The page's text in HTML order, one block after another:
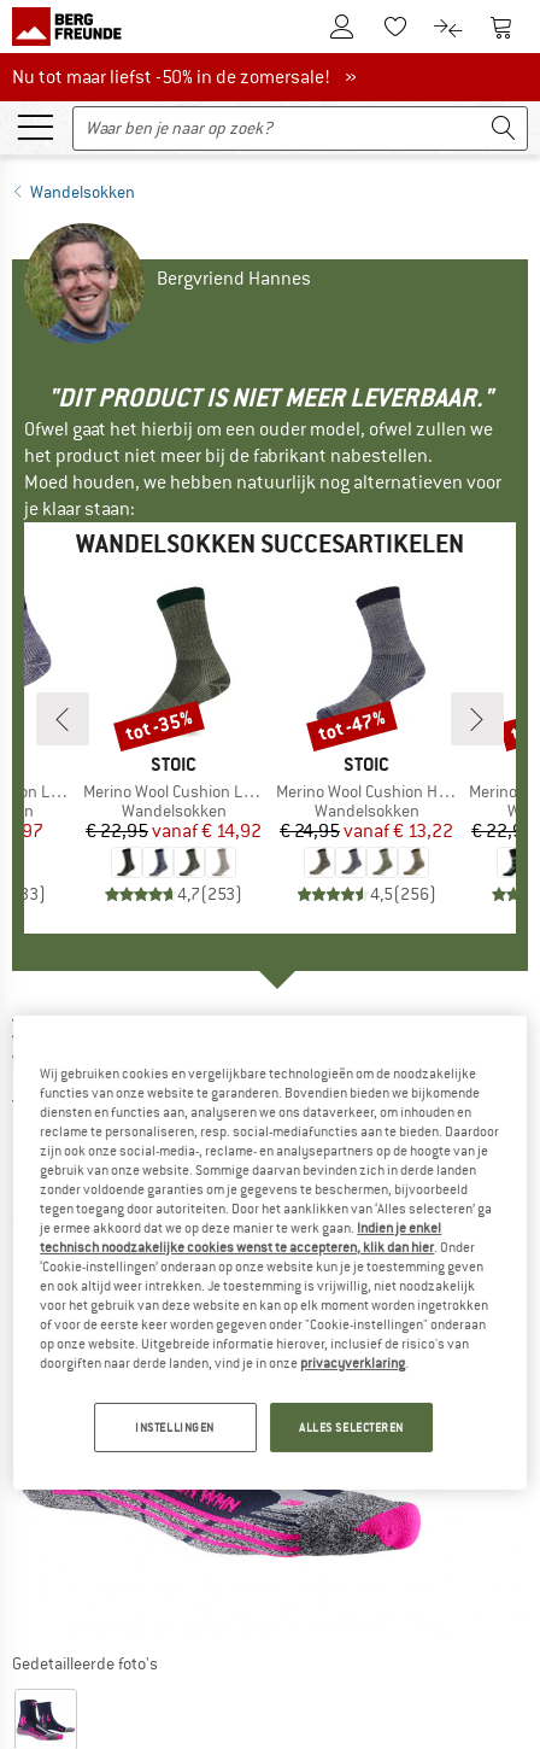
De klantenaccount
Naar deNaar de
Nu tot maar liefst -50% in de zomersale!
Nu tot maar liefst -50% in de zomersale! »
Wandelsokken
Bergvriend Hannes
"DIT PRODUCT IS NIET MEER LEVERBAAR."
Ofwel gaat het hierbij om een ouder model, ofwel zullen we
het product niet meer bij de fabrikant nabestellen.
Moed houden, we hebben natuurlijk nog alternatieven voor
je klaar staan:
WANDELSOKKEN SUCCESARTIKELEN
Socks
prijs
33)
MERK
STOIC
Artikel
Merino Wool Cushion Light Socks
Productgroep
Wandelsokken
Prijs
€ 22,95 Verlaagde prijs
vanaf€ 14,92
4,7(253)
Korting
tot -35%
MERK
STOIC
Artikel
Merino Wool Cushion Heavy Socks
Productgroep
Wandelsokken
Prijs
€ 24,95 Verlaagde prijs
vanaf€ 13,22
4,5(256)
Korting
tot -47%
Artikel
Merino
€ 22,95
tot
X-SOCKS
Wandelsokken
3,5(2)
Gedetailleerde foto's
Wij gebruiken cookies en vergelijkbare technologieën om de noodzakelijke
functies van onze website te garanderen. Bovendien bieden we bijkomende
diensten en functies aan, analyseren we ons dataverkeer, om inhouden en
reclame te personaliseren, resp. social-mediafuncties aan te bieden. Daardoor
zijn ook onze social-media-, reclame- en analysepartners op de hoogte van je
gebruik van onze website. Sommige daarvan bevinden zich in derde landen
zonder voldoende garanties om je gegevens te beschermen, bijvoorbeeld
tegen toegang door autoriteiten. Door het aanklikken van ‘Alles selecteren’ ga
je ermee akkoord dat we op deze manier te werk gaan. Indien je enkel
technisch noodzakelijke cookies wenst te accepteren, klik dan hier . Onder
‘Cookie-instellingen’ onderaan op onze website kun je je toestemming geven
en ook altijd weer intrekken. Je toestemming is vrijwillig, niet noodzakelijk
voor het gebruik van deze website en kan op elk moment worden ingetrokken
of voor de eerste keer worden gegeven onder "Cookie-instellingen" onderaan
op onze website. Uitgebreide informatie hierover, inclusief de risico's van
doorgiften naar derde landen, vind je in onze privacyverklaring
INSTELLINGEN ALLES SELECTEREN